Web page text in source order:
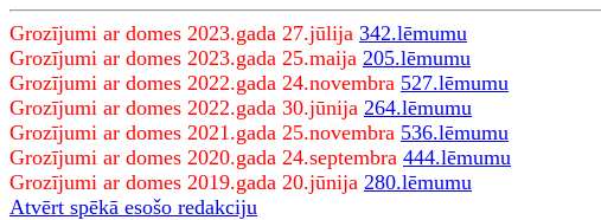
Grozījumi ar domes 2023.gada 27.jūlija 342.lēmumu
Grozījumi ar domes 2023.gada 25.maija 205.lēmumu
Grozījumi ar domes 2022.gada 24.novembra 527.lēmumu
Grozījumi ar domes 2022.gada 30.jūnija 264.lēmumu
Grozījumi ar domes 2021.gada 25.novembra 536.lēmumu
Grozījumi ar domes 2020.gada 24.septembra 444.lēmumu
Grozījumi ar domes 2019.gada 20.jūnija 280.lēmumu
Atvērt spēkā esošo redakciju